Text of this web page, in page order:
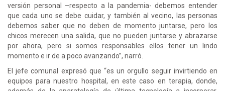
versión personal –respecto a la pandemia- debemos entender
que cada uno se debe cuidar, y también al vecino, las personas
debemos saber que no deben de momento juntarse, pero los
chicos merecen una salida, que no pueden juntarse y abrazarse
por ahora, pero si somos responsables ellos tener un lindo
momento e ir de a poco avanzando”, narró.
El jefe comunal expresó que “es un orgullo seguir invirtiendo en
equipos para nuestro hospital, en este caso en terapia, donde,